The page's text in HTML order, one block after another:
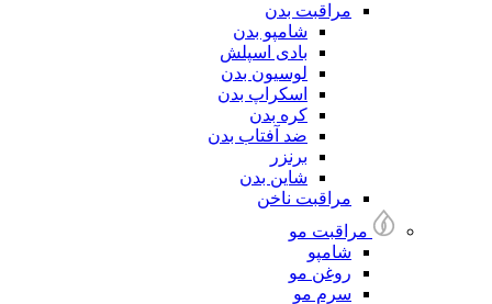
مراقبت بدن
شامپو بدن
بادی اسپلش
لوسیون بدن
اسکراپ بدن
کره بدن
ضد آفتاب بدن
برنزر
شاین بدن
مراقبت ناخن
مراقبت مو
شامپو
روغن مو
سرم مو